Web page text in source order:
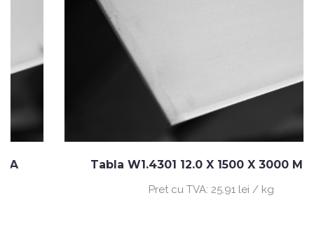
Tabla W1.4301 12.0 X 1500 X 3000 MM 2A
Pret cu TVA: 25.91 lei / kg